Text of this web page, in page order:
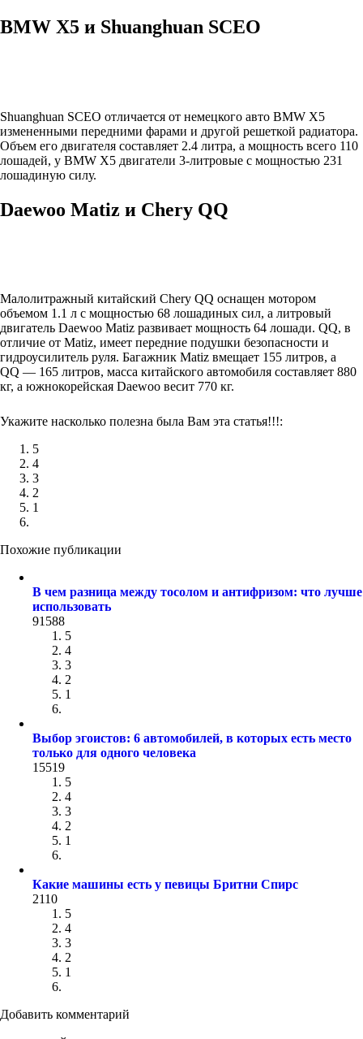
BMW X5 и Shuanghuan SCEO
Shuanghuan SCEO отличается от немецкого авто BMW X5
измененными передними фарами и другой решеткой радиатора.
Объем его двигателя составляет 2.4 литра, а мощность всего 110
лошадей, у BMW X5 двигатели 3-литровые с мощностью 231
лошадиную силу.
Daewoo Matiz и Chery QQ
Малолитражный китайский Chery QQ оснащен мотором
объемом 1.1 л с мощностью 68 лошадиных сил, а литровый
двигатель Daewoo Matiz развивает мощность 64 лошади. QQ, в
отличие от Matiz, имеет передние подушки безопасности и
гидроусилитель руля. Багажник Matiz вмещает 155 литров, а
QQ — 165 литров, масса китайского автомобиля составляет 880
кг, а южнокорейская Daewoo весит 770 кг.
Укажите насколько полезна была Вам эта статья!!!:
5
4
3
2
1
Похожие публикации
В чем разница между тосолом и антифризом: что лучше
использовать
91588
5
4
3
2
1
Выбор эгоистов: 6 автомобилей, в которых есть место
только для одного человека
15519
5
4
3
2
1
Какие машины есть у певицы Бритни Спирс
2110
5
4
3
2
1
Добавить комментарий